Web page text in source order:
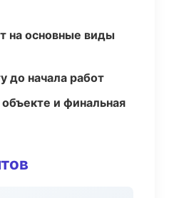
на основные виды
до начала работ
и финальная